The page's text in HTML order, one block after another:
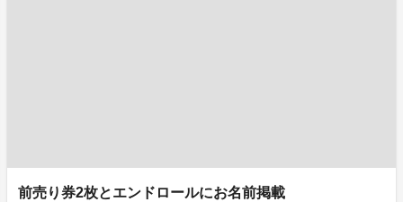
前売り券2枚とエンドロールにお名前掲載